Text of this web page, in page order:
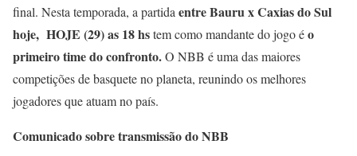
final. Nesta temporada, a partida entre Bauru x Caxias do Sul
hoje, HOJE (29) as 18 hstem como mandante do jogo éo
primeiro time do confronto.O NBB é uma das maiores
competições de basquete no planeta, reunindo os melhores
jogadores que atuam no país.
Comunicado sobre transmissão do NBB